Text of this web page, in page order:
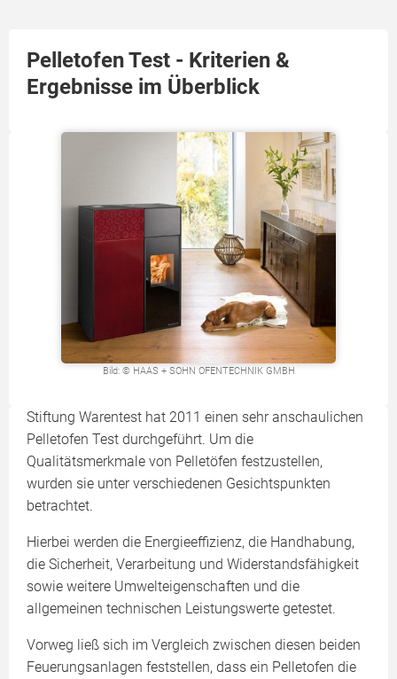
Pelletofen Test - Kriterien &
Ergebnisse im Überblick
Bild: © HAAS + SOHN OFENTECHNIK GMBH
Stiftung Warentest hat 2011 einen sehr anschaulichen
Pelletofen Test durchgeführt. Um die
Qualitätsmerkmale von Pelletöfen festzustellen,
wurden sie unter verschiedenen Gesichtspunkten
betrachtet.
Hierbei werden die Energieeffizienz, die Handhabung,
die Sicherheit, Verarbeitung und Widerstandsfähigkeit
sowie weitere Umwelteigenschaften und die
allgemeinen technischen Leistungswerte getestet.
Vorweg ließ sich im Vergleich zwischen diesen beiden
Feuerungsanlagen feststellen, dass ein Pelletofen die